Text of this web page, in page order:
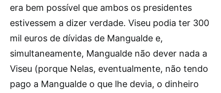
era bem possível que ambos os presidentes
estivessem a dizer verdade. Viseu podia ter 300
mil euros de dívidas de Mangualde e,
simultaneamente, Mangualde não dever nada a
Viseu (porque Nelas, eventualmente, não tendo
pago a Mangualde o que lhe devia, o dinheiro